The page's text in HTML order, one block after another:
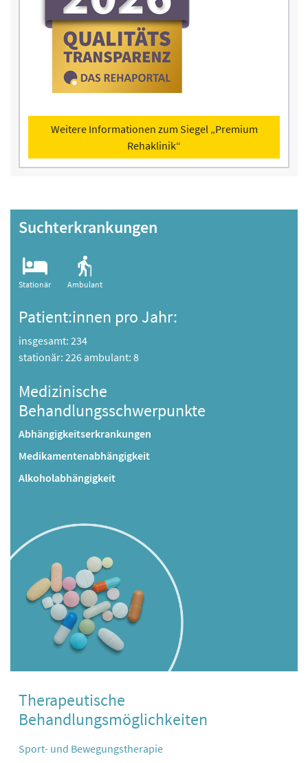
Weitere Informationen zum Siegel „Premium
Rehaklinik“
Suchterkrankungen
Stationär Ambulant
Patient:innen pro Jahr:
insgesamt: 234
stationär: 226 ambulant: 8
Medizinische
Behandlungsschwerpunkte
Abhängigkeitserkrankungen
Medikamentenabhängigkeit
Alkoholabhängigkeit
Therapeutische
Behandlungsmöglichkeiten
Sport- und Bewegungstherapie